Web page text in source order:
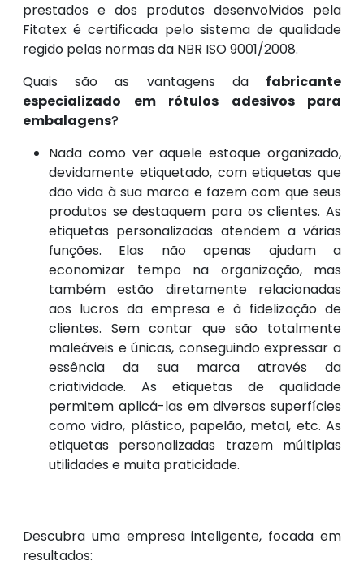
prestados e dos produtos desenvolvidos pela
Fitatex é certificada pelo sistema de qualidade
regido pelas normas da NBR ISO 9001/2008.
Quais são as vantagens da fabricante
especializado em rótulos adesivos para
embalagens?
Nada como ver aquele estoque organizado,
devidamente etiquetado, com etiquetas que
dão vida à sua marca e fazem com que seus
produtos se destaquem para os clientes. As
etiquetas personalizadas atendem a várias
funções. Elas não apenas ajudam a
economizar tempo na organização, mas
também estão diretamente relacionadas
aos lucros da empresa e à fidelização de
clientes. Sem contar que são totalmente
maleáveis e únicas, conseguindo expressar a
essência da sua marca através da
criatividade. As etiquetas de qualidade
permitem aplicá-las em diversas superfícies
como vidro, plástico, papelão, metal, etc. As
etiquetas personalizadas trazem múltiplas
utilidades e muita praticidade.
Descubra uma empresa inteligente, focada em
resultados: